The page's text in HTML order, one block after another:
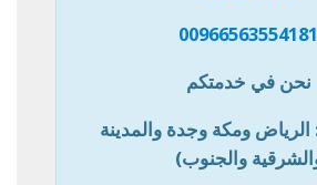
00966563554181
نحن في خدمتكم
ومكة وجدة والمدينة
والجنوب)